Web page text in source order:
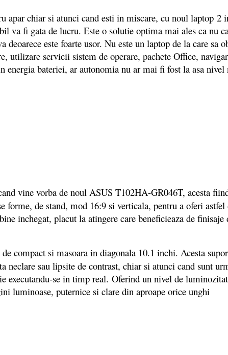
chiar si atunci cand esti in miscare, cu noul laptop
va fi gata de lucru. Este o solutie optima mai ales ca nu
deoarece este foarte usor. Nu este un laptop de la care
utilizare servicii sistem de operare, pachete Office,
bateriei, ar autonomia nu ar mai fi fost la asa
vine vorba de noul ASUS T102HA-GR046T, acesta
forme, de stand, mod 16:9 si verticala, pentru a oferi
inchegat, placut la atingere care beneficieaza de
de compact si masoara in diagonala 10.1 inchi. Acesta
sau lipsite de contrast, chiar si atunci cand sunt
executandu-se in timp real. Oferind un nivel de
luminoase, puternice si clare din aproape orice unghi